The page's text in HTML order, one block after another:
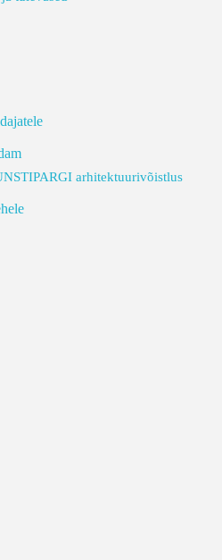
arhitektuurivõistlus